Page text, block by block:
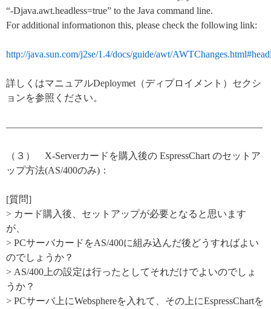
“-Djava.awt.headless=true” to the Java command line.
For additional informationon this, please check the following link:
http://java.sun.com/j2se/1.4/docs/guide/awt/
詳しくはマニュアルDeploymet（ディプロイメント）セクシ
ョンを参照ください。
——————————————————————————–
（３） X-Serverカードを購入後の EspressChart のセットア
ップ方法(AS/400のみ)：
[質問]
> カード購入後、セットアップが必要となると思います
が、
> PCサーバカードをAS/400に組み込んだ後どうすればよい
のでしょうか？
> AS/400上の設定は行ったとしてそれだけでよいのでしょ
うか？
> PCサーバ上にWebsphereを入れて、その上にEspressChartを